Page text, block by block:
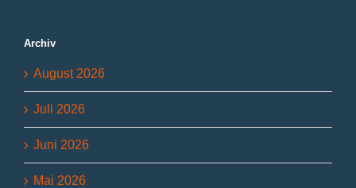
Archiv
August 2026
Juli 2026
Juni 2026
Mai 2026